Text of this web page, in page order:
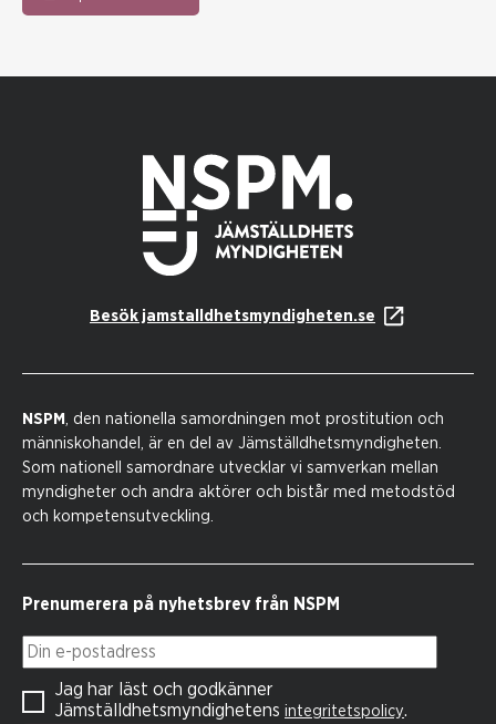
Besök jamstalldhetsmyndigheten.se
NSPM
, den nationella samordningen mot prostitution och
människohandel, är en del av Jämställdhetsmyndigheten.
Som nationell samordnare utvecklar vi samverkan mellan
myndigheter och andra aktörer och bistår med metodstöd
och kompetensutveckling.
Prenumerera på nyhetsbrev från NSPM
Din e-postadress
Jag har läst och godkänner
Jämställdhetsmyndighetens integritetspolicy.